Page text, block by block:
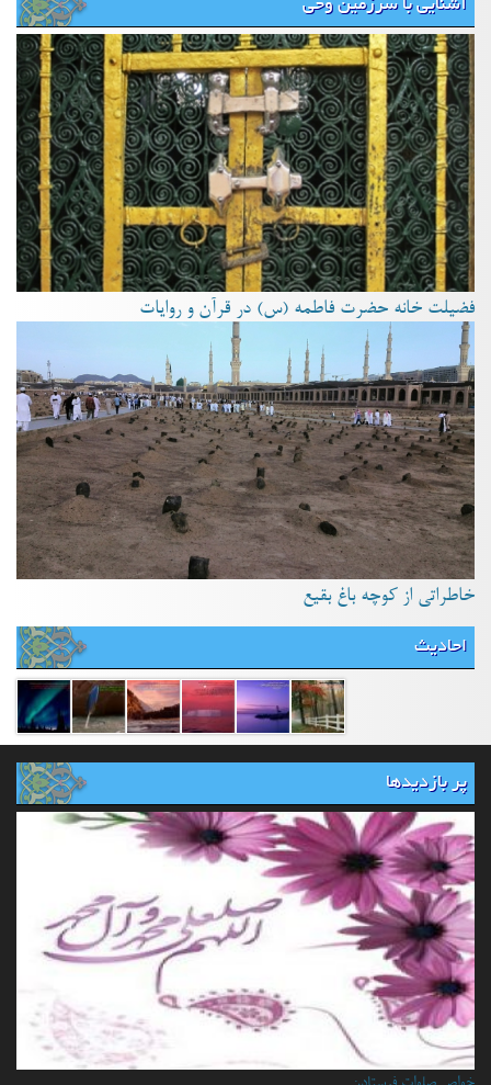
آشنایی با سرزمین وحی
فضیلت خانه حضرت فاطمه (س) در قرآن و روایات
خاطراتی از کوچه باغ بقیع
احادیث
پر بازدیدها